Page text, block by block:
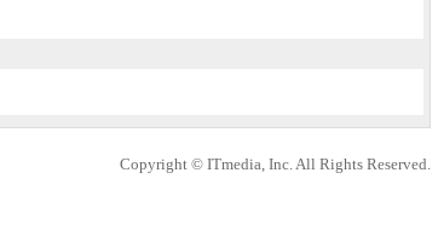
Copyright © ITmedia, Inc. All Rights Reserved.